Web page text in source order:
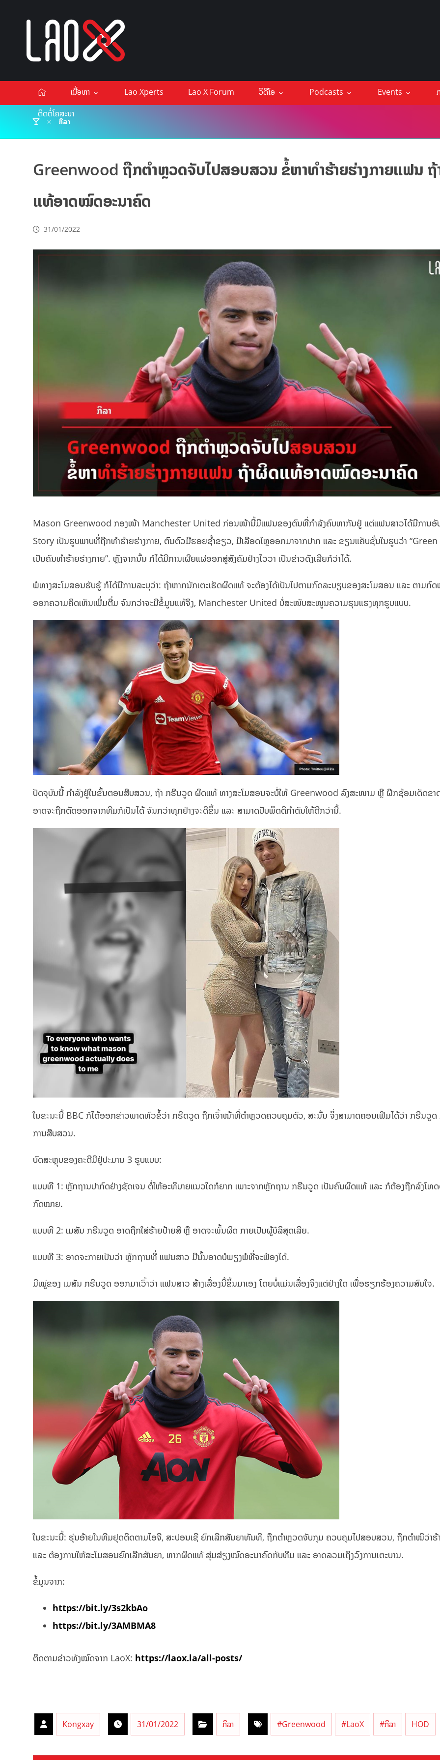
ເນື້ອຫາ Lao Xperts Lao X Forum ວິດີໂອ Podcasts Events
ຕິດຕໍ່ໂຄສະນາ
ກິລາ
Greenwood ຖືກຕຳຫຼວດຈັບໄປສອບສວນ ຂໍ້ຫາທຳຮ້າຍຮ່າງກາຍແຟນ
ແທ້ອາດໝົດອະນາຄົດ
31/01/2022
Mason Greenwood ກອງໜ້າ Manchester United ກ່ອນໜ້ານີ້ມີແຟນຂອງຕົນທີ່ກຳລັງຄົບຫາກັນຢູ່ ແຕ່ແຟນສາວໄດ້ມີການອັ
Story ເປັນຮູບພາບທີ່ຖືກທຳຮ້າຍຮ່າງກາຍ, ຕົນຕົວມີຮອຍຊ້ຳຂຽວ, ມີເລືອດໄຫຼອອກມາຈາກປາກ ແລະ ຂຽນແຄັບຊັ່ນໃນຮູບວ່າ
ເປັນຄົນທຳຮ້າຍຮ່າງກາຍ”. ຫຼັງຈາກນັ້ນ ກໍໄດ້ມີການເຜີຍແຜ່ອອກສູ່ສັງຄົມຢ່າງໄວວາ ເປັນຂ່າວດັງເລີຍກໍວ່າໄດ້.
ພໍທາງສະໂມສອນຮັບຮູ້ ກໍໄດ້ມີການລະບຸວ່າ: ຖ້າຫາກນັກເຕະເຮັດຜິດແທ້ ຈະຕ້ອງໄດ້ເປັນໄປຕາມກົດລະບຽບຂອງສະໂມສອນ ແລະ ຕາມກົ
ອອກຄວາມຄິດເຫັນເພີ່ມຕື່ມ ຈົນກວ່າຈະມີຂໍ້ມູນແທ້ຈິງ, Manchester United ບໍ່ສະໜັບສະໜູນຄວາມຮຸນແຮງທຸກຮູບແບບ.
ປັດຈຸບັນນີ້ ກຳລັງຢູ່ໃນຂັ້ນຕອນສືບສວນ, ຖ້າ ກຣີນວູດ ຜິດແທ້ ທາງສະໂມສອນຈະບໍ່ໃຫ້ Greenwood ລົງສະໜາມ ຫຼື ຝຶກຊ້ອມເດັດຂາ
ອາດຈະຖືກຕັດອອກຈາກທີມກໍເປັນໄດ້ ຈົນກວ່າທຸກຢ່າງຈະດີຂຶ້ນ ແລະ ສາມາດປັບພຶດຕິກຳຕົນໃຫ້ດີກວ່ານີ້.
ໃນຂະນະນີ້ BBC ກໍໄດ້ອອກຂ່າວພາດຫົວຂໍ້ວ່າ ກຣີດວູດ ຖືກເຈົ້າໜ້າທີ່ຕຳຫຼວດຄວບຄຸມຕົວ, ສະນັ້ນ ຈຶ່ງສາມາດຄອນເຟີມໄດ້ວ່າ ກຣີນວູດ
ການສືບສວນ.
ບົດສະຫຼຸບຂອງຄະດີມີຢູ່ປະມານ 3 ຮູບແບບ:
ແບບທີ 1: ຫຼັກຖານປາກົດຢ່າງຊັດເຈນ ຕໍ່ໃຫ້ອະທິບາຍແນວໃດກໍຍາກ ເພາະຈາກຫຼັກຖານ ກຣີນວູດ ເປັນຄົນຜິດແທ້ ແລະ ກໍຕ້ອງຖືກລົງໂທ
ກົດໝາຍ.
ແບບທີ 2: ເມສັນ ກຣີນວູດ ອາດຖືກໃສ່ຮ້າຍປ້າຍສີ ຫຼື ອາດຈະພົ້ນຜິດ ກາຍເປັນຜູ້ບໍລິສຸດເລີຍ.
ແບບທີ 3: ອາດຈະກາຍເປັນວ່າ ຫຼັກຖານທີ່ ແຟນສາວ ມີນັ້ນອາດບໍພຽງພໍທີ່ຈະຟ້ອງໄດ້.
ມີໝູ່ຂອງ ເມສັນ ກຣີນວູດ ອອກມາເວົ້າວ່າ ແຟນສາວ ສ້າງເລື່ອງນີ້ຂຶ້ນມາເອງ ໂດຍບໍ່ແມ່ນເລື່ອງຈິງແຕ່ຢ່າງໃດ ເພື່ອຮຽກຮ້ອງຄວາມສົນໃຈ.
ໃນຂະນະນີ້: ຮຸ່ນອ້າຍໃນທີມຢຸດຕິດຕາມໄອຈີ, ສະປອນເຊີ ຍົກເລີກສັນຍາທັນທີ, ຖືກຕຳຫຼວດຈັບກຸມ ຄວບຄຸມໄປສອບສວນ, ຖືກຕຳໜິວ່າຮ້
ແລະ ຕ້ອງການໃຫ້ສະໂມສອນຍົກເລີກສັນຍາ, ຫາກຜິດແທ້ ສຸ່ມສ່ຽງໝົດອະນາຄົດກັບທີມ ແລະ ອາດລວມເຖິງວົງການເຕະບານ.
ຂໍ້ມູນຈາກ:
https://bit.ly/3s2kbAo
https://bit.ly/3AMBMA8
ຕິດຕາມຂ່າວທັງໝົດຈາກ LaoX: https://laox.la/all-posts/
Kongxay 31/01/2022 ກິລາ #Greenwood #LaoX #ກິລາ HOD